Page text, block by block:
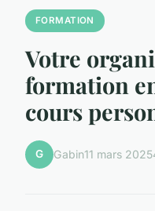
FORMATION
Votre
formation
cours
G Gabin11 mars 2025